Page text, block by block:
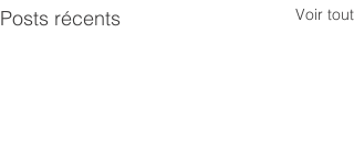
Posts récents Voir tout